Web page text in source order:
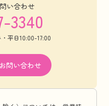
い合わせ
3340
平日10:00-17:00
問い合わせ